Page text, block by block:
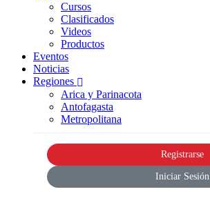
Cursos
Clasificados
Videos
Productos
Eventos
Noticias
Regiones
Arica y Parinacota
Antofagasta
Metropolitana
Registrarse
Iniciar Sesión